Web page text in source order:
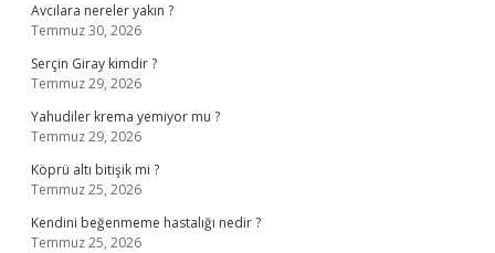
Avcılara nereler yakın ?
Temmuz 30, 2026
Serçin Giray kimdir ?
Temmuz 29, 2026
Yahudiler krema yemiyor mu ?
Temmuz 29, 2026
Köprü altı bitişik mi ?
Temmuz 25, 2026
Kendini beğenmeme hastalığı nedir ?
Temmuz 25, 2026